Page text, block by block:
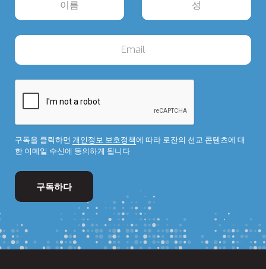
구독을 클릭하면 개인정보 보호정책에 따라 로잔의 선교 콘텐츠에 대
한 이메일 수신에 동의하게 됩니다